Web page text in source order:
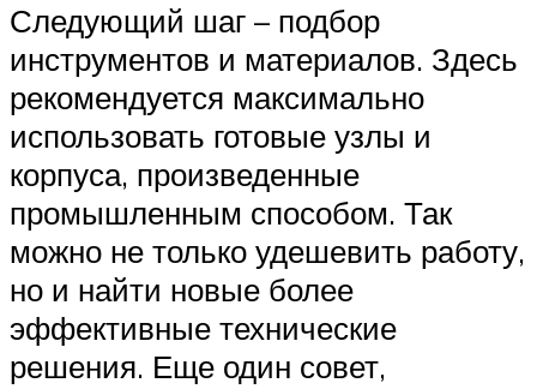
Следующий шаг – подбор
инструментов и материалов. Здесь
рекомендуется максимально
использовать готовые узлы и
корпуса, произведенные
промышленным способом. Так
можно не только удешевить работу,
но и найти новые более
эффективные технические
решения. Еще один совет,